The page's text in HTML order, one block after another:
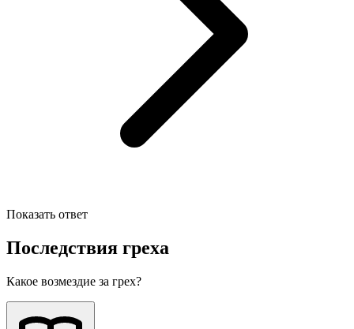
Показать ответ
Последствия греха
Какое возмездие за грех?